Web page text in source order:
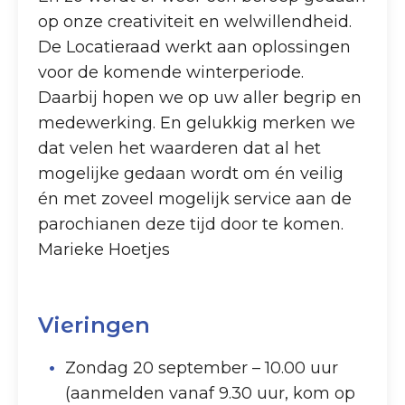
op onze creativiteit en welwillendheid.
De Locatieraad werkt aan oplossingen
voor de komende winterperiode.
Daarbij hopen we op uw aller begrip en
medewerking. En gelukkig merken we
dat velen het waarderen dat al het
mogelijke gedaan wordt om én veilig
én met zoveel mogelijk service aan de
parochianen deze tijd door te komen.
Marieke Hoetjes
Vieringen
Zondag 20 september – 10.00 uur
(aanmelden vanaf 9.30 uur, kom op